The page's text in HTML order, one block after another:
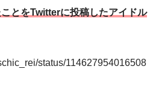
とをTwitterに投稿したアイドル
status/114627954016508